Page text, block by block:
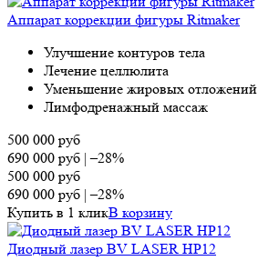
Аппарат коррекции фигуры Ritmaker
Улучшение контуров тела
Лечение целлюлита
Уменьшение жировых отложений
Лимфодренажный массаж
500 000 руб
690 000 руб |–28%
500 000 руб
690 000 руб |–28%
Купить в 1 кликВ корзину
Диодный лазер BV LASER HP12